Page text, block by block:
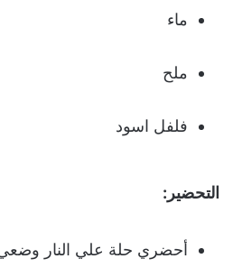
ماء
ملح
فلفل اسود
التحضير:
أحضري حلة علي النار وضعي